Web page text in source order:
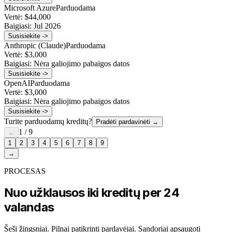
Microsoft AzureParduodama
Vertė: $44,000
Baigiasi: Jul 2026
Susisiekite ->
Anthropic (Claude)Parduodama
Vertė: $3,000
Baigiasi: Nėra galiojimo pabaigos datos
Susisiekite ->
OpenAIParduodama
Vertė: $3,000
Baigiasi: Nėra galiojimo pabaigos datos
Susisiekite ->
Turite parduodamų kreditų? Pradėti pardavinėti →
←
1 /9
1 2 3 4 5 6 7 8
9
→
PROCESAS
Nuo užklausos iki kreditų per 24
valandas
Šeši žingsniai. Pilnai patikrinti pardavėjai. Sandoriai apsaugoti